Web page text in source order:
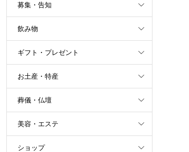
募集・告知
飲み物
ギフト・プレゼント
お土産・特産
葬儀・仏壇
美容・エステ
ショップ